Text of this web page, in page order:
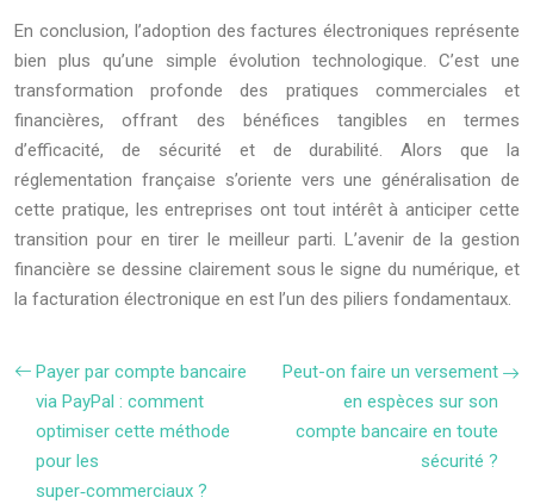
En conclusion, l’adoption des factures électroniques représente
bien plus qu’une simple évolution technologique. C’est une
transformation profonde des pratiques commerciales et
financières, offrant des bénéfices tangibles en termes
d’efficacité, de sécurité et de durabilité. Alors que la
réglementation française s’oriente vers une généralisation de
cette pratique, les entreprises ont tout intérêt à anticiper cette
transition pour en tirer le meilleur parti. L’avenir de la gestion
financière se dessine clairement sous le signe du numérique, et
la facturation électronique en est l’un des piliers fondamentaux.
Payer par compte bancaire
via PayPal : comment
optimiser cette méthode
pour les
super‑commerciaux ?
Peut-on faire un versement
en espèces sur son
compte bancaire en toute
sécurité ?